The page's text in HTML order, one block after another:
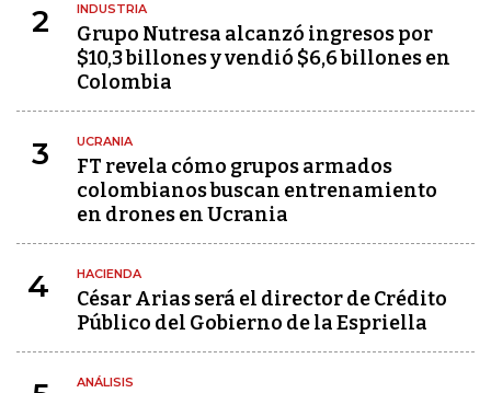
2 INDUSTRIA
Grupo Nutresa alcanzó ingresos por
$10,3 billones y vendió $6,6 billones en
Colombia
3 UCRANIA
FT revela cómo grupos armados
colombianos buscan entrenamiento
en drones en Ucrania
4 HACIENDA
César Arias será el director de Crédito
Público del Gobierno de la Espriella
ANÁLISIS